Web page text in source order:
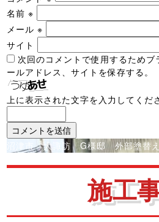
名前※
メール※
サイト
次回のコメントで使用するため
ールアドレス、サイトを保存する。
上に表示された文字を入力してくだ
投
稿
ゲ
沼津市 大諏訪 G様邸 外部塗替
施工